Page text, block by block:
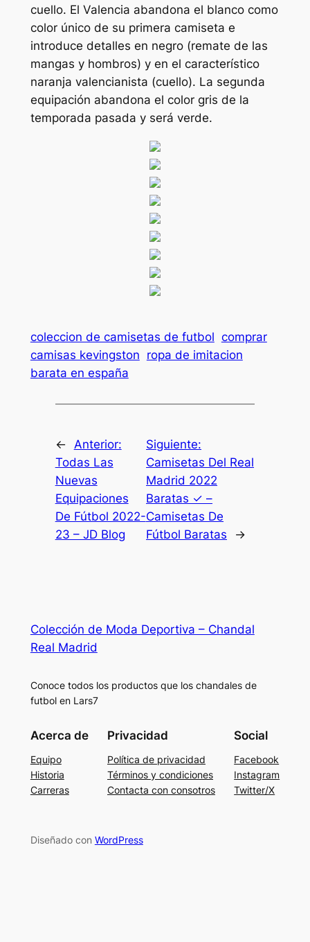
cuello. El Valencia abandona el blanco como
color único de su primera camiseta e
introduce detalles en negro (remate de las
mangas y hombros) y en el característico
naranja valencianista (cuello). La segunda
equipación abandona el color gris de la
temporada pasada y será verde.
coleccion de camisetas de futbol comprar
camisas kevingston ropa de imitacion
barata en españa
← Anterior:
Todas Las
Nuevas
Equipaciones
De Fútbol 2022-
23 – JD Blog
Siguiente:
Camisetas Del Real
Madrid 2022
Baratas ✓ –
Camisetas De
Fútbol Baratas
→
Colección de Moda Deportiva – Chandal
Real Madrid
Conoce todos los productos que los chandales de
futbol en Lars7
Acerca de
Equipo
Historia
Carreras
Privacidad
Política de privacidad
Términos y condiciones
Contacta con consotros
Social
Facebook
Instagram
Twitter/X
Diseñado con WordPress